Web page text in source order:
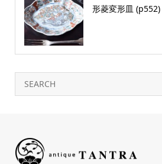
形菱変形皿 (p552)